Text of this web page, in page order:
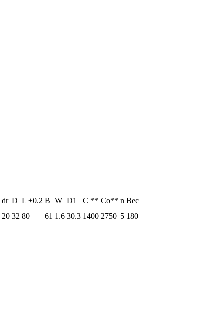
dr D L ±0.2 B W D1 C ** Co** n Вес
20 32 80 61 1.6 30.3 1400 2750 5 180